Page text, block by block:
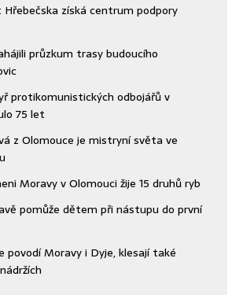
získá centrum podpory
průzkum trasy budoucího
protikomunistických odbojářů v
75 let
z Olomouce je mistryní světa ve
Moravy v Olomouci žije 15 druhů ryb
pomůže dětem při nástupu do první
povodí Moravy i Dyje, klesají také